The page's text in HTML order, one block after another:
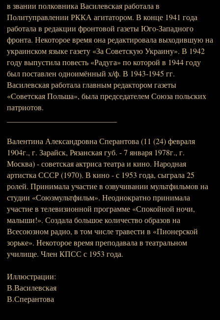
в звании полковника Василевская работала в
Политуправлении РККА агитатором. В конце 1941 года
работала в редакции фронтовой газеты Юго-Западного
фронта. Некоторое время она редактировала выходившую на
украинском языке газету «За Советскую Украину». В 1942
году выпустила повесть «Радуга» по которой в 1944 году
был поставлен одноимённый х/ф. В 1943-1945 гг.
Василевская работала главным редактором газеты
«Советская Польша», была председателем Союза польских
патриотов.
Валентина Александровна Сперантова (11 (24) февраля
1904г., г. Зарайск, Рязанская губ. - 7 января 1978г., г.
Москва) - советская актриса театра и кино. Народная
артистка СССР (1970). В кино - с 1953 года, сыграла 25
ролей. Принимала участие в озвучивании мультфильмов на
студии «Союзмультфильм». Неоднократно принимала
участие в телевизионной программе «Спокойной ночи,
малыши!». Создала большое количество образов на
Всесоюзном радио, в том числе травести в «Пионерской
зорьке». Некоторое время преподавала в театральном
училище. Член КПСС с 1953 года.
Иллюстрации:
В.Василевская
В.Сперантова